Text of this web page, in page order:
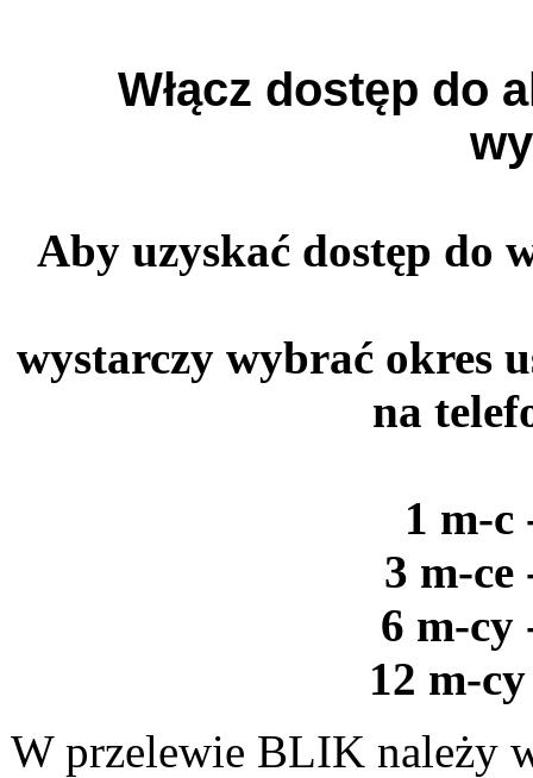
Włącz dostęp do
Aby uzyskać dostęp do
wystarczy wybrać okres
na
1 m-c
3 m-ce
6 m-cy
12 m-
W przelewie BLIK należy